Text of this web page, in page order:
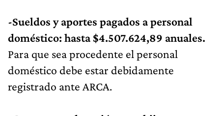
-Sueldos y aportes pagados a personal
doméstico: hasta $4.507.624,89 anuales.
Para que sea procedente el personal
doméstico debe estar debidamente
registrado ante ARCA.